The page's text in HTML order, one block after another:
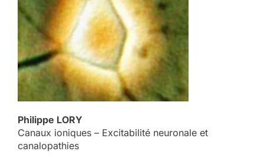
Philippe LORY
Canaux ioniques – Excitabilité neuronale et
canalopathies